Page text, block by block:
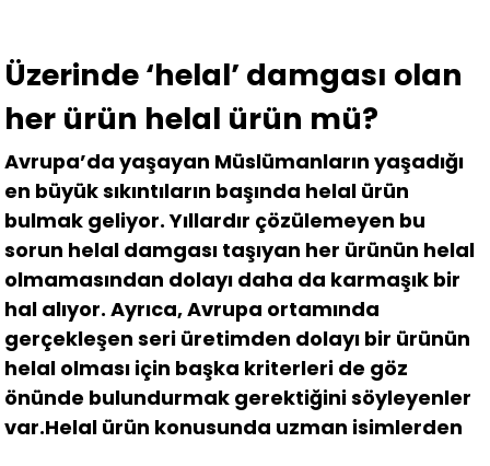
Üzerinde ‘helal’ damgası olan
her ürün helal ürün mü?
Avrupa’da yaşayan Müslümanların yaşadığı
en büyük sıkıntıların başında helal ürün
bulmak geliyor. Yıllardır çözülemeyen bu
sorun helal damgası taşıyan her ürünün helal
olmamasından dolayı daha da karmaşık bir
hal alıyor. Ayrıca, Avrupa ortamında
gerçekleşen seri üretimden dolayı bir ürünün
helal olması için başka kriterleri de göz
önünde bulundurmak gerektiğini söyleyenler
var.Helal ürün konusunda uzman isimlerden